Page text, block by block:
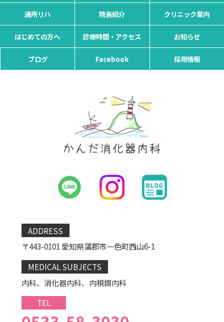
通所リハ 院長紹介 クリニック案内
はじめての方へ 診療時間・アクセス お知らせ
ブログ Facebook 採用情報
ADDRESS
〒443-0101 愛知県蒲郡市一色町西山6-1
MEDICAL SUBJECTS
内科、消化器内科、内視鏡内科
TEL